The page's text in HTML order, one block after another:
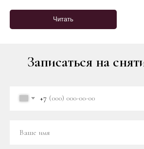
Читать
Записаться на
+7